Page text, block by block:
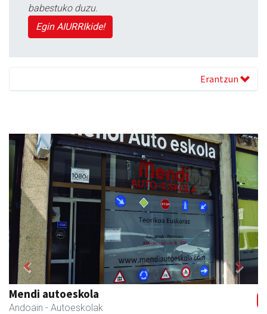
babestuko duzu.
Egin AIURRIkide!
Erantzun
Bastero Kulturgunea
Andoain - Kulturguneak
Previous Next